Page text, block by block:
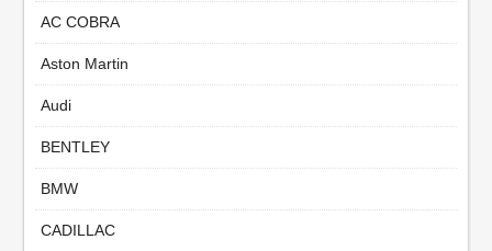
AC COBRA
Aston Martin
Audi
BENTLEY
BMW
CADILLAC